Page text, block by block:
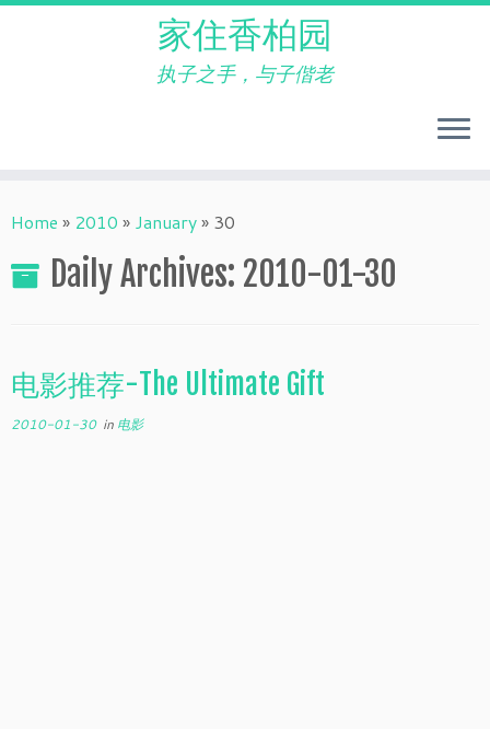
to
家住香柏园
执子之手，与子偕老
Home » 2010 » January» 30
Daily Archives: 2010-01-30
电影推荐-The Ultimate Gift
2010-01-30in 电影